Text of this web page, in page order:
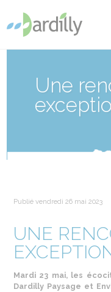
Une
Publié vendredi 26 mai 2023
UNE
Mardi 23 mai, les
Dardilly Paysage et